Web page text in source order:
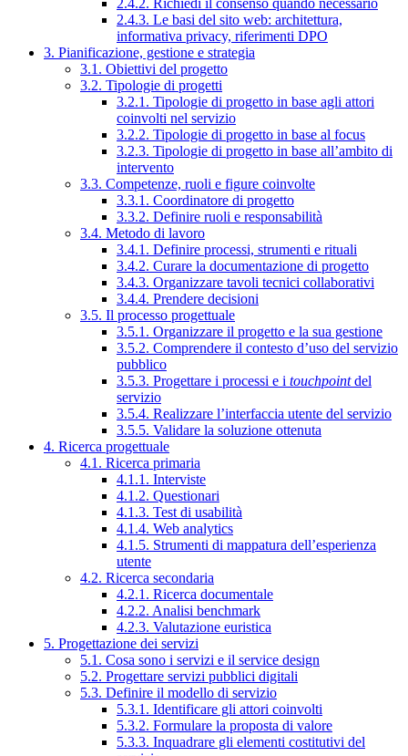
2.4.2. Richiedi il consenso quando necessario
2.4.3. Le basi del sito web: architettura,
informativa privacy, riferimenti DPO
3. Pianificazione, gestione e strategia
3.1. Obiettivi del progetto
3.2. Tipologie di progetti
3.2.1. Tipologie di progetto in base agli attori
coinvolti nel servizio
3.2.2. Tipologie di progetto in base al focus
3.2.3. Tipologie di progetto in base all’ambito di
intervento
3.3. Competenze, ruoli e figure coinvolte
3.3.1. Coordinatore di progetto
3.3.2. Definire ruoli e responsabilità
3.4. Metodo di lavoro
3.4.1. Definire processi, strumenti e rituali
3.4.2. Curare la documentazione di progetto
3.4.3. Organizzare tavoli tecnici collaborativi
3.4.4. Prendere decisioni
3.5. Il processo progettuale
3.5.1. Organizzare il progetto e la sua gestione
3.5.2. Comprendere il contesto d’uso del servizio
pubblico
3.5.3. Progettare i processi e i touchpointdel
servizio
3.5.4. Realizzare l’interfaccia utente del servizio
3.5.5. Validare la soluzione ottenuta
4. Ricerca progettuale
4.1. Ricerca primaria
4.1.1. Interviste
4.1.2. Questionari
4.1.3. Test di usabilità
4.1.4. Web analytics
4.1.5. Strumenti di mappatura dell’esperienza
utente
4.2. Ricerca secondaria
4.2.1. Ricerca documentale
4.2.2. Analisi benchmark
4.2.3. Valutazione euristica
5. Progettazione dei servizi
5.1. Cosa sono i servizi e il service design
5.2. Progettare servizi pubblici digitali
5.3. Definire il modello di servizio
5.3.1. Identificare gli attori coinvolti
5.3.2. Formulare la proposta di valore
5.3.3. Inquadrare gli elementi costitutivi del